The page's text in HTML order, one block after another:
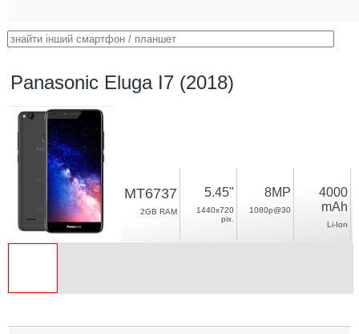
Panasonic Eluga I7 (2018)
MT6737
2GB RAM
5.45"
1440x720
pix.
8MP
1080p@30
4000
mAh
Li-Ion